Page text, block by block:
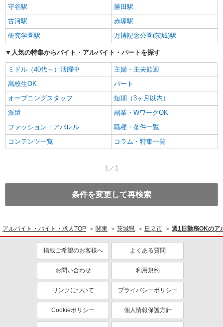
守谷駅
勝田駅
古河駅
赤塚駅
研究学園駅
万博記念公園(茨城)駅
人気の特集からバイト・アルバイト・パートを探す
ミドル（40代～）活躍中
主婦・主夫歓迎
高校生OK
パート
オープニングスタッフ
短期（3ヶ月以内）
派遣
副業・WワークOK
ファッション・アパレル
職種・条件一覧
コンテンツ一覧
コラム・特集一覧
1／1
条件を変更して再検索
アルバイト・バイト・求人TOP 関東 茨城県 日立市 週1日勤務OKのア
掲載ご希望のお客様へ よくある質問
お問い合わせ 利用規約
リンクについて プライバシーポリシー
Cookieポリシー 個人情報保護方針